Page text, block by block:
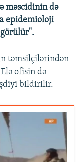
məscidinin də
epidemioloji
təmsilçilərindən
ofisin də
bildirilir.